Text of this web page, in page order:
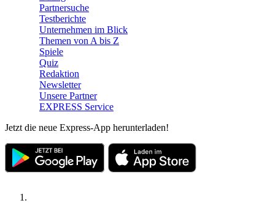
Partnersuche
Testberichte
Unternehmen im Blick
Themen von A bis Z
Spiele
Quiz
Redaktion
Newsletter
Unsere Partner
EXPRESS Service
Jetzt die neue Express-App herunterladen!